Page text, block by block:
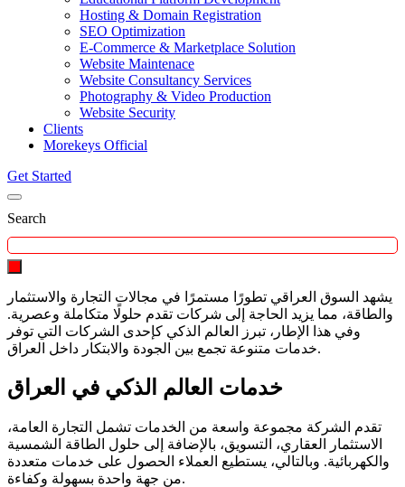
Hosting & Domain Registration
SEO Optimization
E-Commerce & Marketplace Solution
Website Maintenace
Website Consultancy Services
Photography & Video Production
Website Security
Clients
Morekeys Official
Get Started
Search
يشهد السوق العراقي تطورًا مستمرًا في مجالات التجارة والاستثمار
والطاقة، مما يزيد الحاجة إلى شركات تقدم حلولًا متكاملة وعصرية.
وفي هذا الإطار، تبرز العالم الذكي كإحدى الشركات التي توفر
خدمات متنوعة تجمع بين الجودة والابتكار داخل العراق.
خدمات العالم الذكي في العراق
تقدم الشركة مجموعة واسعة من الخدمات تشمل التجارة العامة،
الاستثمار العقاري، التسويق، بالإضافة إلى حلول الطاقة الشمسية
والكهربائية. وبالتالي، يستطيع العملاء الحصول على خدمات متعددة
من جهة واحدة بسهولة وكفاءة.